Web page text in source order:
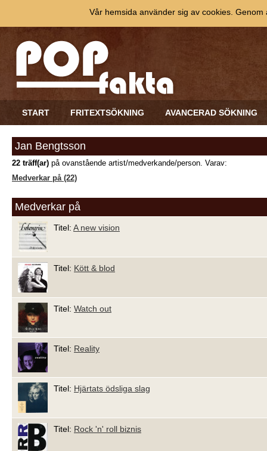
START FRITEXTSÖKNING AVANCERAD SÖKNING
Jan Bengtsson
22 träff(ar) på ovanstående artist/medverkande/person. Varav:
Medverkar på (22)
Medverkar på
Titel: A new vision
Titel: Kött & blod
Titel: Watch out
Titel: Reality
Titel: Hjärtats ödsliga slag
Titel: Rock 'n' roll biznis
Vår hemsida använder sig av cookies.